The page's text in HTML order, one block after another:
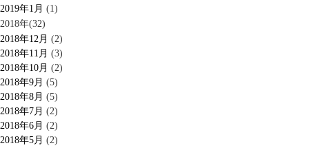
2019年1月 (1)
2018年(32)
2018年12月 (2)
2018年11月 (3)
2018年10月 (2)
2018年9月 (5)
2018年8月 (5)
2018年7月 (2)
2018年6月 (2)
2018年5月 (2)